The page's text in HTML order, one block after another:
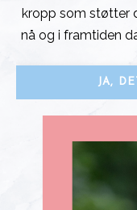
kropp som støtter
nå og i framtiden
JA,